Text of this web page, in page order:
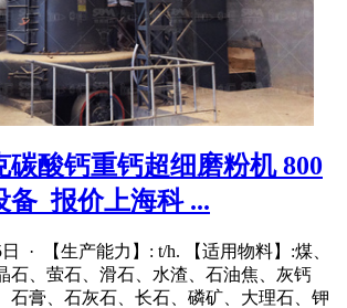
碳酸钙重钙超细磨粉机 800
备_报价上海科 ...
日 · 【生产能力】: t/h. 【适用物料】:煤、
石、萤石、滑石、水渣、石油焦、灰钙
石膏、石灰石、长石、磷矿、大理石、钾